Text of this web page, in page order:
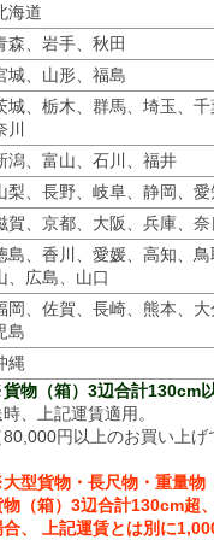
海道
森、岩手、秋田
城、山形、福島
城、栃木、群馬、埼玉、
川
潟、富山、石川、福井
梨、長野、岐阜、静岡、
賀、京都、大阪、兵庫、
島、香川、愛媛、高知、
、広島、山口
岡、佐賀、長崎、熊本、
島
縄
貨物（箱）3辺合計130cm
、上記運賃適用。
80,000円以上のお買い上げ
型貨物・長尺物・重量物
物（箱）3辺合計130cm超
合、 上記運賃とは別に